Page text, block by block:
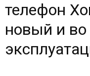
телефон
новый и